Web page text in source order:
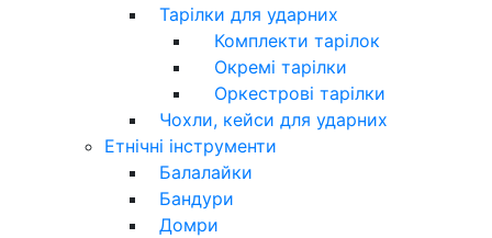
Тарілки для ударних
Комплекти тарілок
Окремі тарілки
Оркестрові тарілки
Чохли, кейси для ударних
Етнічні інструменти
Балалайки
Бандури
Домри